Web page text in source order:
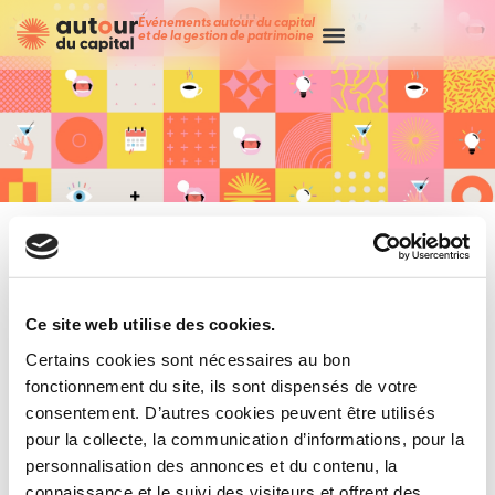
Ce site web utilise des cookies.
Certains cookies sont nécessaires au bon
fonctionnement du site, ils sont dispensés de votre
consentement. D’autres cookies peuvent être utilisés
pour la collecte, la communication d’informations, pour la
personnalisation des annonces et du contenu, la
Événements autour du capital
et de la gestion de patrimoine
Merci !